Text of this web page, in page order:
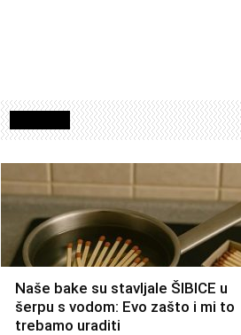
Naše bake su stavljale ŠIBICE u
šerpu s vodom: Evo zašto i mi to
trebamo uraditi